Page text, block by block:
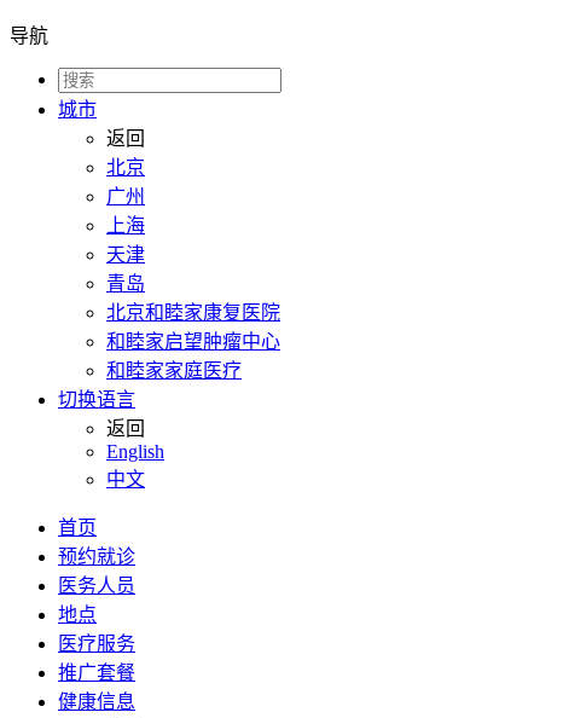
导航
城市
返回
北京
广州
上海
天津
青岛
北京和睦家康复医院
和睦家启望肿瘤中心
和睦家家庭医疗
切换语言
返回
English
中文
首页
预约就诊
医务人员
地点
医疗服务
推广套餐
健康信息